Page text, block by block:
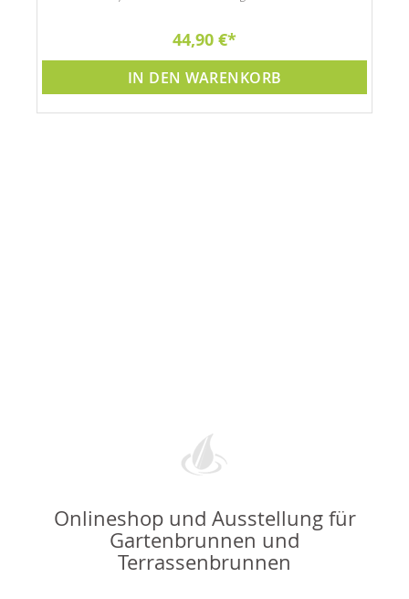
44,90 €
IN DEN WARENKORB
Onlineshop und Ausstellung für
Gartenbrunnen und
Terrassenbrunnen